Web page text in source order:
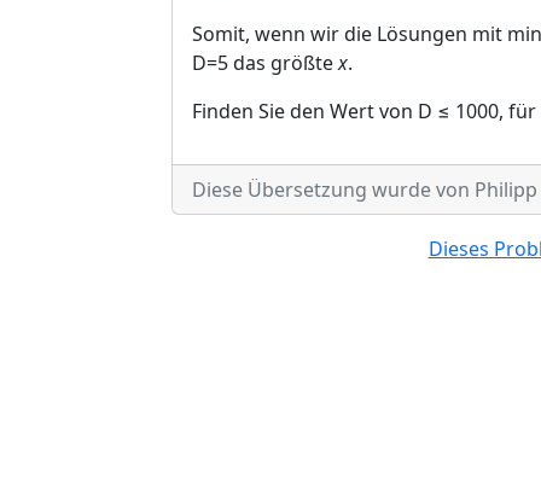
Somit, wenn wir die Lösungen mit
D=5 das größtex.
Finden Sie den Wert von D ≤ 1000,
Diese Übersetzung wurde von
Dieses